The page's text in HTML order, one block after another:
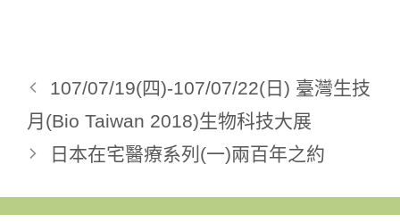
107/07/19(四)-107/07/22(日) 臺灣生技
月(Bio Taiwan 2018)生物科技大展
日本在宅醫療系列(一)兩百年之約